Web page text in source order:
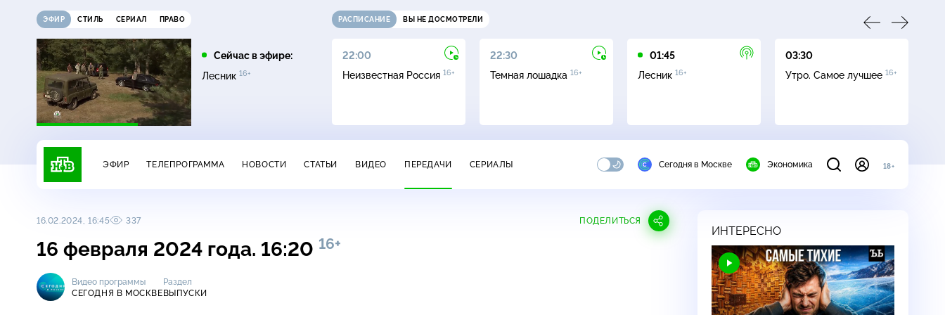
ЭФИР СТИЛЬ СЕРИАЛ ПРАВО
Сейчас в эфире:
Лесник 16+
РАСПИСАНИЕ ВЫ НЕ ДОСМОТРЕЛИ
21:15
Сегодня
21:30
Неизвестная Россия
22:00
Неизвестная Россия 16+
22:30
Темная лошадка 16+
01:45
Лесник 16+
03:30
Утро. Самое лучшее 16+
ЭФИР ТЕЛЕПРОГРАММА НОВОСТИ СТАТЬИ ВИДЕО ПЕРЕДАЧИ СЕРИАЛЫ Сегодня в Москве Экономика 18+
16.02.2024, 16:45 337 ПОДЕЛИТЬСЯ
16 февраля 2024 года. 16:20 16+
Видео программы
СЕГОДНЯ В МОСКВЕ
Раздел
ВЫПУСКИ
ИНТЕРЕСНО